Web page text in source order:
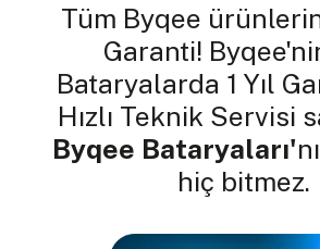
Tüm Byqee
Garanti!
Bataryalarda 1 Yıl
Hızlı Teknik Servisi
Byqee Bataryaları'
hiç bitmez.